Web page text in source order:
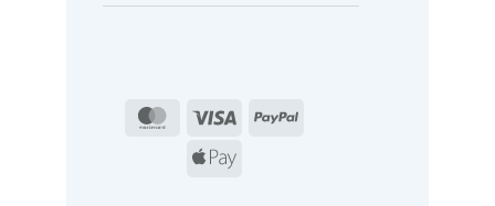
MasterCard
Visa
PayPal
Apple